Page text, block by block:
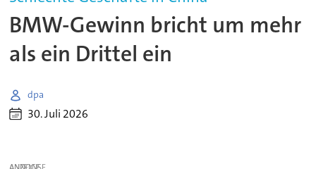
BMW-Gewinn bricht um mehr
als ein Drittel ein
dpa
30. Juli 2026